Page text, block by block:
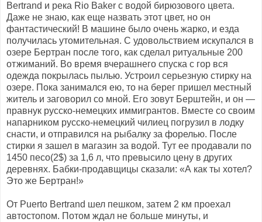
Bertrand и река Rio Baker с водой бирюзового цвета.
Даже не знаю, как еще назвать этот цвет, но он
фантастический! В машине было очень жарко, и езда
получилась утомительная. С удовольствием искупался в
озере Бертран после того, как сделал ритуальные 200
отжиманий. Во время вчерашнего спуска с гор вся
одежда покрылась пылью. Устроил серьезную стирку на
озере. Пока занимался ею, то на берег пришел местный
житель и заговорил со мной. Его зовут Берштейн, и он —
правнук русско-немецких иммигрантов. Вместе со своим
напарником русско-немецкий чилиец погрузил в лодку
снасти, и отправился на рыбалку за форелью. После
стирки я зашел в магазин за водой. Тут ее продавали по
1450 песо(2$) за 1,6 л, что превысило цену в других
деревнях. Бабки-продавщицы сказали: «А как ты хотел?
Это же Бертран!»
От Puerto Bertrand шел пешком, затем 2 км проехал
автостопом. Потом ждал не больше минуты, и